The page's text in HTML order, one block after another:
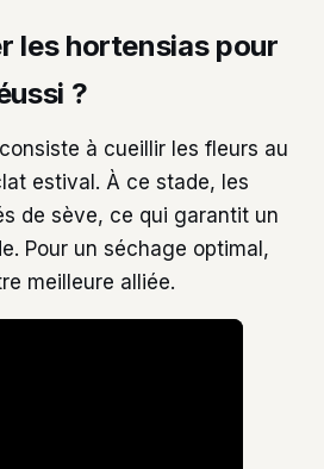
les hortensias pour
?
à cueillir les fleurs au
estival. À ce stade, les
de sève, ce qui garantit un
Pour un séchage optimal,
meilleure alliée.